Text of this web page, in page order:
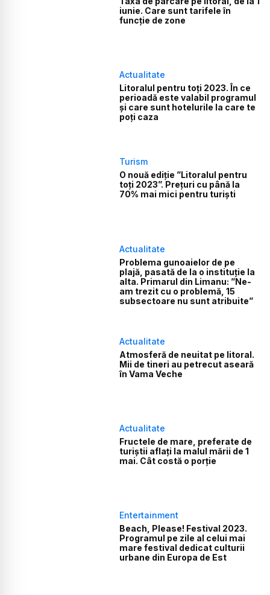
iunie. Care sunt tarifele în
funcție de zone
Actualitate
Litoralul pentru toţi 2023. În ce
perioadă este valabil programul
și care sunt hotelurile la care te
poți caza
Turism
O nouă ediție ”Litoralul pentru
toți 2023”. Prețuri cu până la
70% mai mici pentru turiști
Actualitate
Problema gunoaielor de pe
plajă, pasată de la o instituție la
alta. Primarul din Limanu: ”Ne-
am trezit cu o problemă, 15
subsectoare nu sunt atribuite”
Actualitate
Atmosferă de neuitat pe litoral.
Mii de tineri au petrecut aseară
în Vama Veche
Actualitate
Fructele de mare, preferate de
turiștii aflați la malul mării de 1
mai. Cât costă o porție
Entertainment
Beach, Please! Festival 2023.
Programul pe zile al celui mai
mare festival dedicat culturii
urbane din Europa de Est